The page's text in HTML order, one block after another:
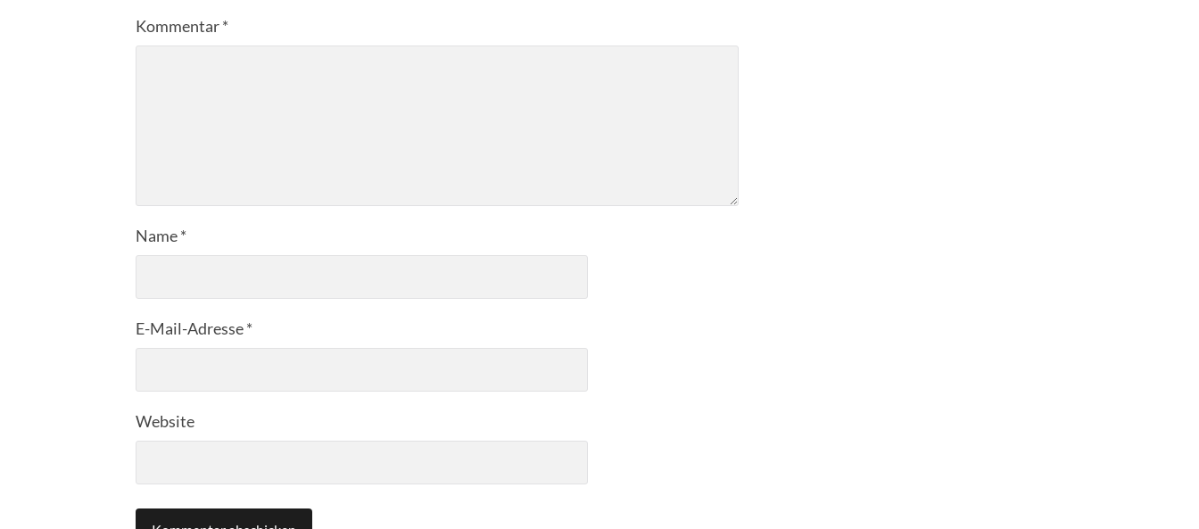
Kommentar*
Name*
E-Mail-Adresse*
Website